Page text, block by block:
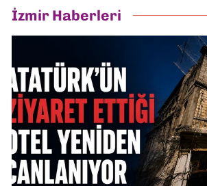
İzmir Haberleri